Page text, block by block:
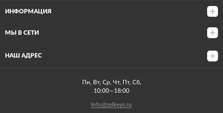
ИНФОРМАЦИЯ
МЫ В СЕТИ
НАШ АДРЕС
Пн, Вт, Ср, Чт, Пт, Сб,
10:00—18:00
Info@zelkeys.ru